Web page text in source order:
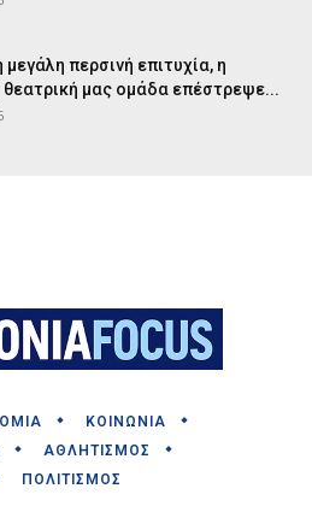
περσινή επιτυχία, η
θεατρική μας ομάδα επέστρεψε...
ΚΟΙΝΩΝΙΑ
ΑΘΛΗΤΙΣΜΟΣ
ΠΟΛΙΤΙΣΜΟΣ